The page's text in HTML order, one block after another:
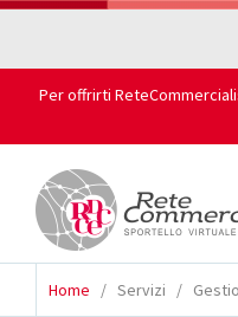
Per offrirti
Home / Servizi /